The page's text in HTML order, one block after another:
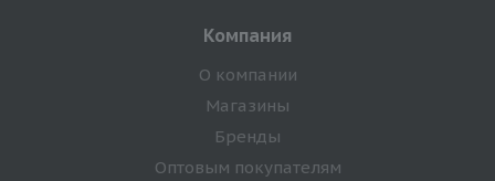
Компания
О компании
Магазины
Бренды
Оптовым покупателям